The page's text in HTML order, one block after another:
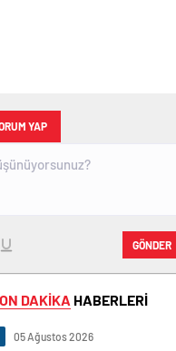
YAP
GÖNDER
DAKİKA HABERLERİ
05 Ağustos 2026